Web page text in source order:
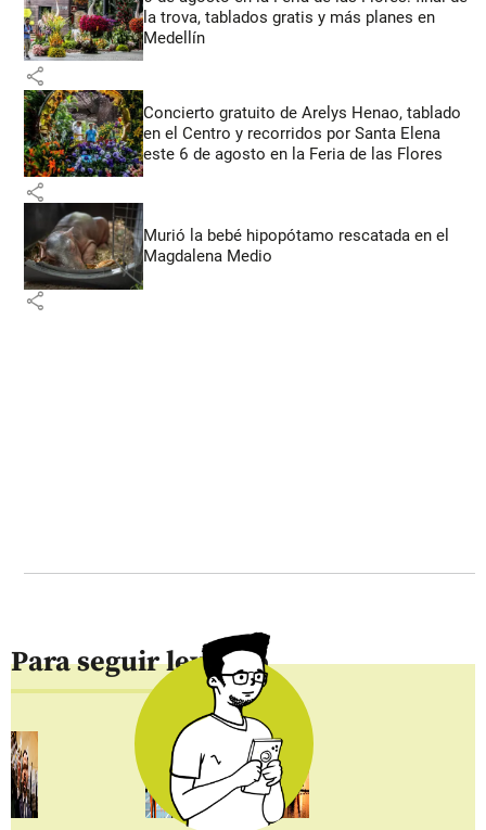
la trova, tablados gratis y más planes en
Medellín
share
Concierto gratuito de Arelys Henao, tablado
en el Centro y recorridos por Santa Elena
este 6 de agosto en la Feria de las Flores
share
Murió la bebé hipopótamo rescatada en el
Magdalena Medio
share
Para seguir leyendo